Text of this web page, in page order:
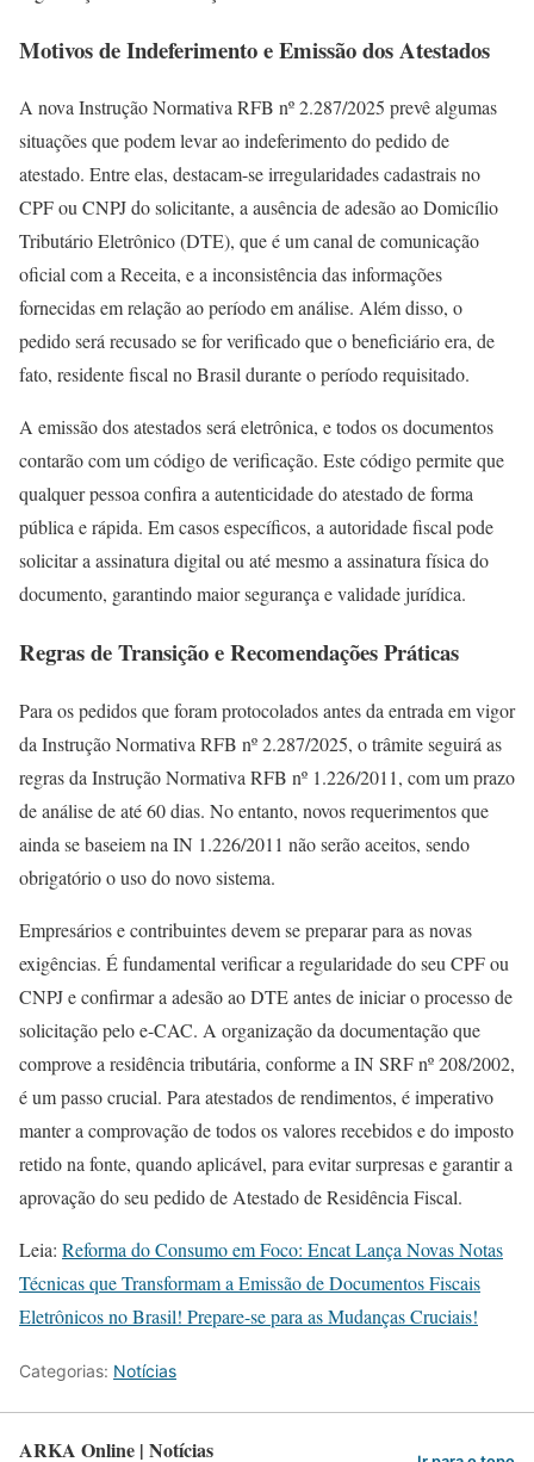
Motivos de Indeferimento e Emissão dos Atestados
A nova Instrução Normativa RFB nº 2.287/2025 prevê algumas
situações que podem levar ao indeferimento do pedido de
atestado. Entre elas, destacam-se irregularidades cadastrais no
CPF ou CNPJ do solicitante, a ausência de adesão ao Domicílio
Tributário Eletrônico (DTE), que é um canal de comunicação
oficial com a Receita, e a inconsistência das informações
fornecidas em relação ao período em análise. Além disso, o
pedido será recusado se for verificado que o beneficiário era, de
fato, residente fiscal no Brasil durante o período requisitado.
A emissão dos atestados será eletrônica, e todos os documentos
contarão com um código de verificação. Este código permite que
qualquer pessoa confira a autenticidade do atestado de forma
pública e rápida. Em casos específicos, a autoridade fiscal pode
solicitar a assinatura digital ou até mesmo a assinatura física do
documento, garantindo maior segurança e validade jurídica.
Regras de Transição e Recomendações Práticas
Para os pedidos que foram protocolados antes da entrada em vigor
da Instrução Normativa RFB nº 2.287/2025, o trâmite seguirá as
regras da Instrução Normativa RFB nº 1.226/2011, com um prazo
de análise de até 60 dias. No entanto, novos requerimentos que
ainda se baseiem na IN 1.226/2011 não serão aceitos, sendo
obrigatório o uso do novo sistema.
Empresários e contribuintes devem se preparar para as novas
exigências. É fundamental verificar a regularidade do seu CPF ou
CNPJ e confirmar a adesão ao DTE antes de iniciar o processo de
solicitação pelo e-CAC. A organização da documentação que
comprove a residência tributária, conforme a IN SRF nº 208/2002,
é um passo crucial. Para atestados de rendimentos, é imperativo
manter a comprovação de todos os valores recebidos e do imposto
retido na fonte, quando aplicável, para evitar surpresas e garantir a
aprovação do seu pedido de Atestado de Residência Fiscal.
Leia: Reforma do Consumo em Foco: Encat Lança Novas Notas
Técnicas que Transformam a Emissão de Documentos Fiscais
Eletrônicos no Brasil! Prepare-se para as Mudanças Cruciais!
Categorias: Notícias
ARKA Online | Notícias